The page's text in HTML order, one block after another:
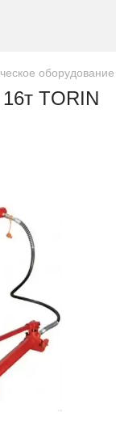
оборудование
TORIN